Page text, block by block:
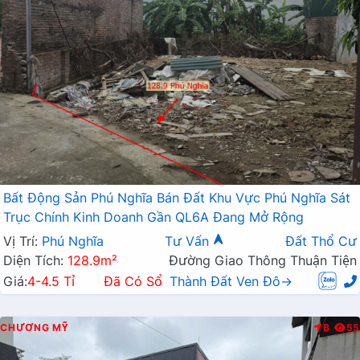
Bất Động Sản Phú Nghĩa Bán Đất Khu Vực Phú Nghĩa Sát
Trục Chính Kinh Doanh Gần QL6A Đang Mở Rộng
Vị Trí: Phú Nghĩa Tư Vấn
Đất Thổ Cư
Diện Tích: 128.9m²
Đường Giao Thông Thuận Tiện
Giá:4-4.5 Tỉ Đã Có Sổ Thành Đất Ven Đô→
CHƯƠNG MỸ B 55